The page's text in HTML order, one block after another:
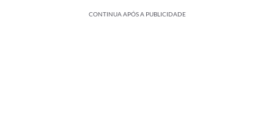
CONTINUA APÓS A PUBLICIDADE